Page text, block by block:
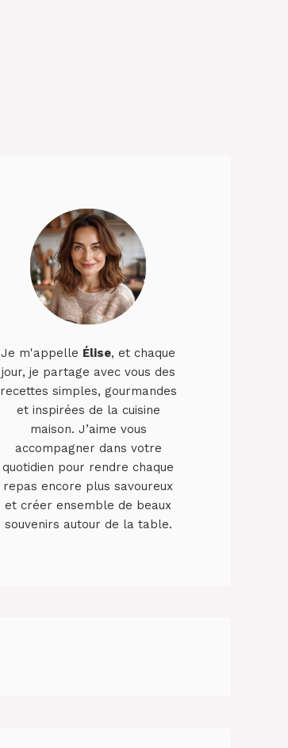
Je m'appelle Élise, et chaque
jour, je partage avec vous des
recettes simples, gourmandes
et inspirées de la cuisine
maison. J’aime vous
accompagner dans votre
quotidien pour rendre chaque
repas encore plus savoureux
et créer ensemble de beaux
souvenirs autour de la table.